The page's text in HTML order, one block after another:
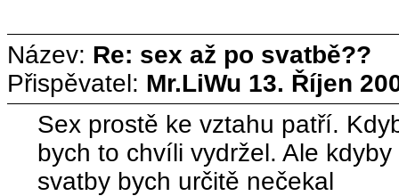
Název: Re: sex až po svatbě??
Přispěvatel: Mr.LiWu 13. Říjen
Sex prostě ke vztahu patří.
bych to chvíli vydržel. Ale
svatby bych určitě nečekal